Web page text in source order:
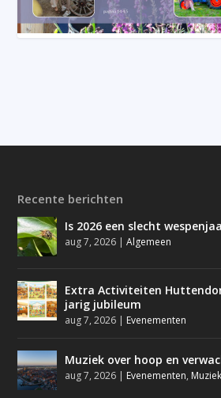
Recente berichten
Is 2026 een slecht
aug 7, 2026 |Algemeen
Extra Activiteiten
jarig jubileum
aug 7, 2026 | Evenementen
Muziek over hoop en
aug 7, 2026 | Evenementen, Muziek